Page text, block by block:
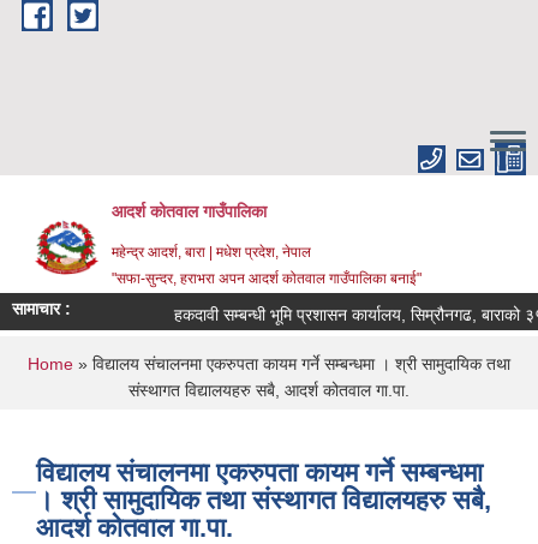
Skip to main content
आदर्श कोतवाल गाउँपालिका
महेन्द्र आदर्श, बारा | मधेश प्रदेश, नेपाल
"सफा-सुन्दर, हराभरा अपन आदर्श कोतवाल गाउँपालिका बनाई"
सामाचार : हकदावी सम्बन्धी भूमि प्रशासन कार्यालय, सिम्रौनगढ, बाराको
You are here
Home » विद्यालय संचालनमा एकरुपता कायम गर्ने सम्बन्धमा । श्री सामुदायिक तथा
संस्थागत विद्यालयहरु सबै, आदर्श कोतवाल गा.पा.
विद्यालय संचालनमा एकरुपता कायम गर्ने सम्बन्धमा
। श्री सामुदायिक तथा संस्थागत विद्यालयहरु सबै,
आदर्श कोतवाल गा.पा.